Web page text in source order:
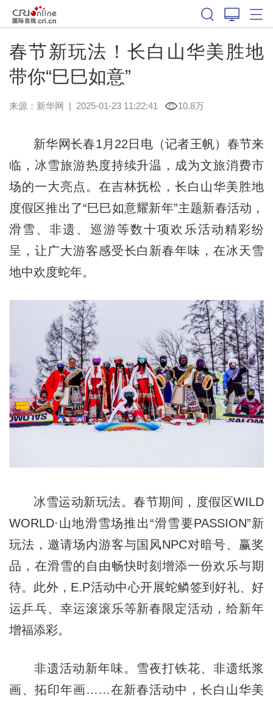
春节新玩法！长白山华美胜地
带你“巳巳如意”
来源： 新华网 | 2025-01-23 11:22:41 10.8万
新华网长春1月22日电（记者王帆）春节来
临，冰雪旅游热度持续升温，成为文旅消费市
场的一大亮点。在吉林抚松，长白山华美胜地
度假区推出了“巳巳如意耀新年”主题新春活动，
滑雪、非遗、巡游等数十项欢乐活动精彩纷
呈，让广大游客感受长白新春年味，在冰天雪
地中欢度蛇年。
冰雪运动新玩法。春节期间，度假区WILD
WORLD·山地滑雪场推出“滑雪要PASSION”新
玩法，邀请场内游客与国风NPC对暗号、赢奖
品，在滑雪的自由畅快时刻增添一份欢乐与期
待。此外，E.P活动中心开展蛇鳞签到好礼、好
运乒乓、幸运滚滚乐等新春限定活动，给新年
增福添彩。
非遗活动新年味。雪夜打铁花、非遗纸浆
画、拓印年画……在新春活动中，长白山华美